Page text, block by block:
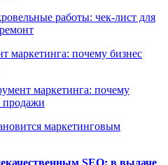
работы: чек-лист для
маркетинга: почему бизнес
маркетинга: почему
продажи
маркетинговым
SEO: в выдаче